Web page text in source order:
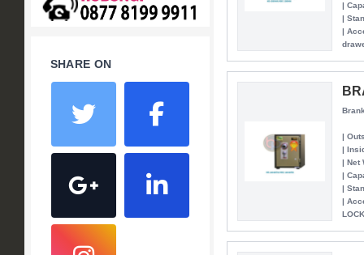
SHARE ON
|
|
|
|
|
| Net
|
|
|